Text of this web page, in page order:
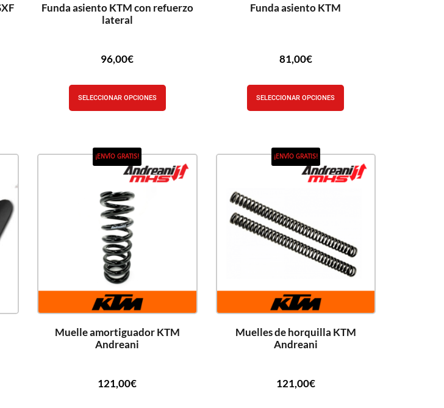
Funda asiento KTM con refuerzo
lateral
96,00€
SELECCIONAR OPCIONES
Funda asiento KTM
81,00€
SELECCIONAR OPCIONES
¡ENVÍO GRATIS!
Muelle amortiguador KTM
Andreani
121,00€
¡ENVÍO GRATIS!
Muelles de horquilla KTM
Andreani
121,00€